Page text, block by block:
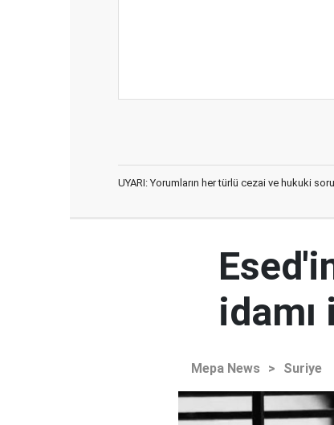
UYARI: Yorumların her türlü cezai ve hukuki
Mepa News > Suriye